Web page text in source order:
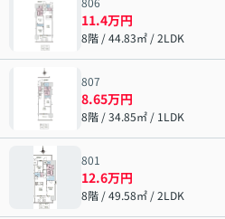
11.4万円
8階 / 44.83㎡ / 2LDK
807
8.65万円
8階 / 34.85㎡ / 1LDK
801
12.6万円
8階 / 49.58㎡ / 2LDK